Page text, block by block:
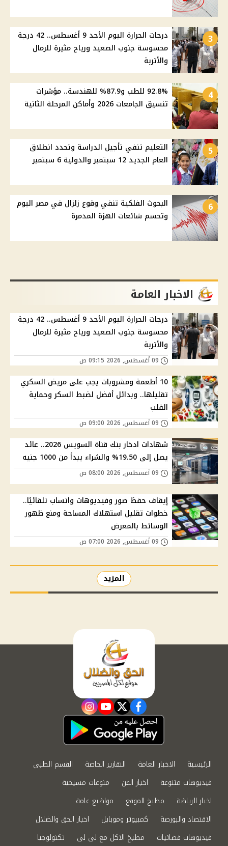
3
درجات الحرارة اليوم الأحد 9 أغسطس.. 42 درجة
محسوسة جنوب الصعيد ورياح مثيرة للرمال
والأتربة
4
92.8% للطب و87.9% للهندسة.. مؤشرات
تنسيق الجامعات 2026 وأماكن المرحلة الثانية
5
التعليم تنفي تأجيل الدراسة وتحدد انطلاق
العام الجديد 12 سبتمبر والدولية 6 سبتمبر
6
البحوث الفلكية تنفي وقوع زلزال في مصر اليوم
وتحسم شائعات الهزة المدمرة
الاخبار العامة
درجات الحرارة اليوم الأحد 9 أغسطس.. 42 درجة
محسوسة جنوب الصعيد ورياح مثيرة للرمال
والأتربة
10 أطعمة ومشروبات يجب على مريض السكري
تقليلها.. وبدائل أفضل لضبط السكر وحماية
القلب
شهادات ادخار بنك قناة السويس 2026.. عائد
يصل إلى 19.50% والشراء يبدأ من 1000 جنيه
إيقاف حفظ صور وفيديوهات واتساب تلقائيًا..
خطوات تقليل استهلاك المساحة ومنع ظهور
الوسائط بالمعرض
المزيد
facebook
twitter
youtube
instagram
الرئيسية الاخبار العامة التقارير الخاصة
القسم الطبي
فيديوهات متنوعة
اخبار الفن
منوعات مسيحية
اخبار الرياضة
مطبخ الموقع
مواضيع عامة
الاقتصاد والبورصة
كمبيوتر وموبايل
اخبار الحق والضلال
فيديوهات فضائيات
مطبخ الاكل مع لى لى تكنولوجيا